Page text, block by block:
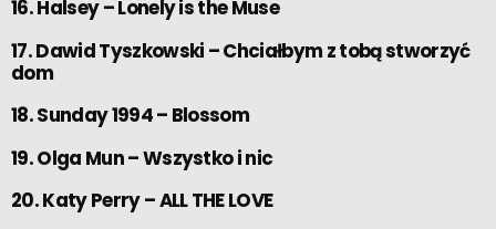
16. Halsey – Lonely is the Muse
17. Dawid Tyszkowski – Chciałbym z tobą stworzyć
dom
18. Sunday 1994 – Blossom
19. Olga Mun – Wszystko i nic
20. Katy Perry – ALL THE LOVE